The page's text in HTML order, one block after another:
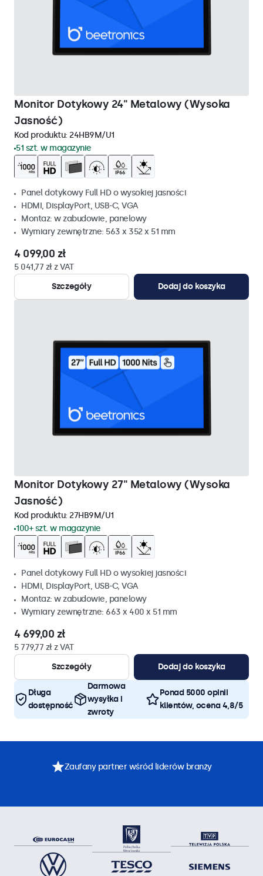
Monitor Dotykowy 24" Metalowy (Wysoka
Jasność)
Kod produktu: 24HB9M/U1
51 szt. w magazynie
Panel dotykowy Full HD o wysokiej jasności
HDMI, DisplayPort, USB-C, VGA
Montaz: w zabudowie, panelowy
Wymiary zewnętrzne: 563 x 352 x 51 mm
4 099,00 zł
5 041,77 zł z VAT
Szczegóły
Dodaj do koszyka
Monitor Dotykowy 27" Metalowy (Wysoka
Jasność)
Kod produktu: 27HB9M/U1
100+ szt. w magazynie
Panel dotykowy Full HD o wysokiej jasności
HDMI, DisplayPort, USB-C, VGA
Montaz: w zabudowie, panelowy
Wymiary zewnętrzne: 663 x 400 x 51 mm
4 699,00 zł
5 779,77 zł z VAT
Szczegóły
Dodaj do koszyka
Długa
dostępność
Darmowa
wysyłka i
zwroty
Ponad 5000 opinii
klientów, ocena 4,8/5
Zaufany partner wśród liderów branży